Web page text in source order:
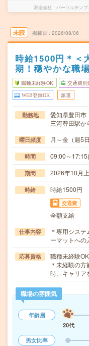
派遣会社 パーソルテン
未読 掲載日 2026/08/06
時給1500円＊＜
期！穏やかな職
職種未経験OK 交通費別
WEB登録OK 派遣
勤務地
愛知県豊田市
三河豊田駅
曜日頻度 月～金（週5
時間 09:00～
期間 2026年10月
時給 時給1500円
交通費
全額支給
仕事内容
＊専用シス
ーマットへ
応募資格
職種未経験
＊未経験の
時、キャリ
職場の雰囲気
年齢層
20代
男女比率